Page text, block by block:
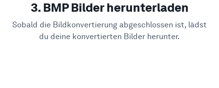
3. BMP Bilder herunterladen
Sobald die Bildkonvertierung abgeschlossen ist, lädst
du deine konvertierten Bilder herunter.